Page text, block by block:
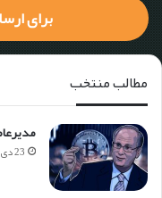
برای
مطالب منتخب
23 دی 1402